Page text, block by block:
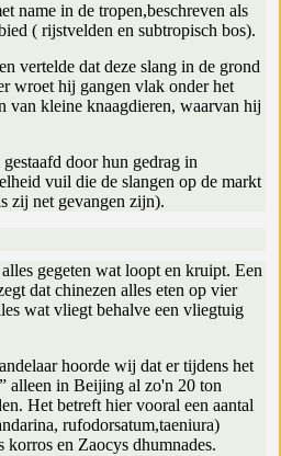
name in de tropen,beschreven als
( rijstvelden en subtropisch bos).
vertelde dat deze slang in de grond
wroet hij gangen vlak onder het
van kleine knaagdieren, waarvan hij
door hun gedrag in
vuil die de slangen op de markt
zij net gevangen zijn).
gegeten wat loopt en kruipt. Een
dat chinezen alles eten op vier
wat vliegt behalve een vliegtuig
hoorde wij dat er tijdens het
alleen in Beijing al zo'n 20 ton
Het betreft hier vooral een aantal
rufodorsatum,taeniura)
en Zaocys dhumnades.